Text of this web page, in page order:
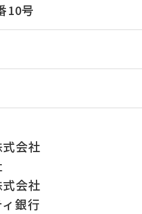
10号
会社
会社
銀行